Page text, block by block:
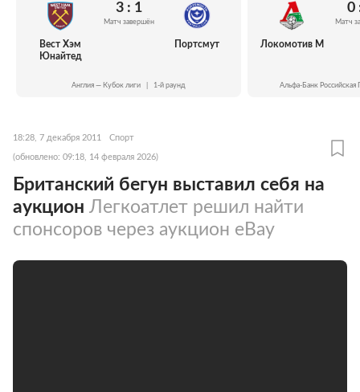
Вест Хэм
Юнайтед
3 : 1
Матч завершён
Портсмут
Англия — Кубок лиги 1-й раунд
Локомотив М
0
Матч
Альфа-Банк Российская
18:28, 7 декабря 2011 Спорт
(обновлено: 09:18, 14 февраля 2026)
Британский бегун выставил себя на
аукцион Легкоатлет решил найти
спонсоров через аукцион eBay